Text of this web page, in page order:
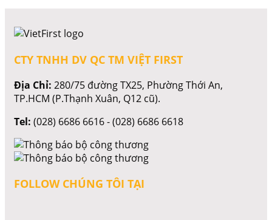
CTY TNHH DV QC TM VIỆT FIRST
Địa Chỉ: 280/75 đường TX25, Phường Thới An,
TP.HCM (P.Thạnh Xuân, Q12 cũ).
Tel: (028) 6686 6616 - (028) 6686 6618
FOLLOW CHÚNG TÔI TẠI